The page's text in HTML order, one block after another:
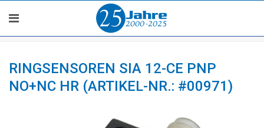
RINGSENSOREN SIA 12-CE PNP
NO+NC HR (ARTIKEL-NR.: #00971)